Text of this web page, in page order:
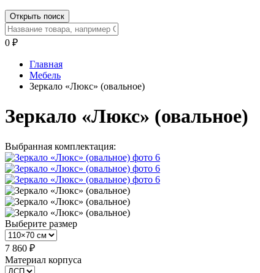
Открыть поиск
0 ₽
Главная
Мебель
Зеркало «Люкс» (овальное)
Зеркало «Люкс» (овальное)
Выбранная комплектация:
Выберите размер
7 860 ₽
Материал корпуса